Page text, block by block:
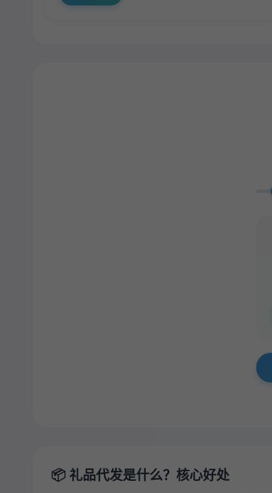
📦 礼品代发是什么？核心好处